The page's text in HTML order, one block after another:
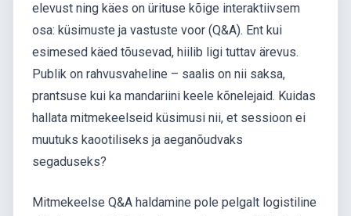
elevust ning käes on ürituse kõige interaktiivsem
osa: küsimuste ja vastuste voor (Q&A). Ent kui
esimesed käed tõusevad, hiilib ligi tuttav ärevus.
Publik on rahvusvaheline – saalis on nii saksa,
prantsuse kui ka mandariini keele kõnelejaid. Kuidas
hallata mitmekeelseid küsimusi nii, et sessioon ei
muutuks kaootiliseks ja aeganõudvaks
segaduseks?
Mitmekeelse Q&A haldamine pole pelgalt logistiline